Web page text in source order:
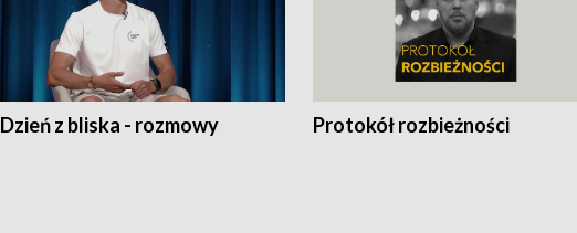
Dzień z bliska - rozmowy Protokół rozbieżności